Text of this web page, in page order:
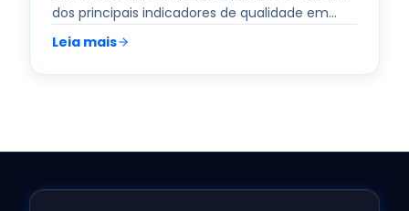
dos principais indicadores de qualidade em
laboratórios de análises clínicas.…
Leia mais